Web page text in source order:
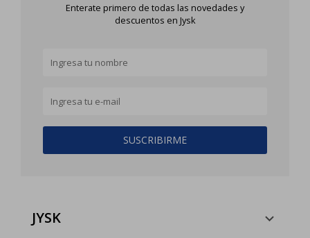
Enterate primero de todas las novedades y
descuentos en Jysk
SUSCRIBIRME
JYSK